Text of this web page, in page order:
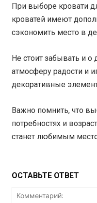
При выборе кровати
кроватей имеют
сэкономить место в
Не стоит забывать и о
атмосферу радости и
декоративные
Важно помнить, что
потребностях и
станет любимым
ОСТАВЬТЕ ОТВЕТ